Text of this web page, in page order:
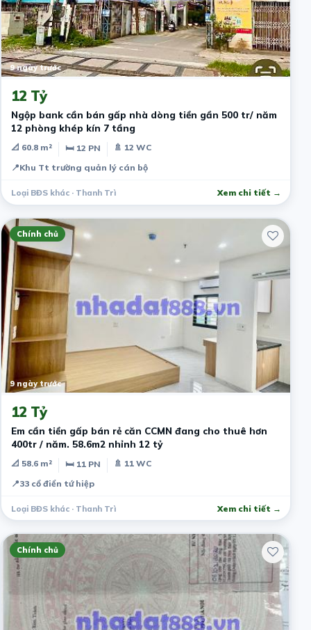
9 ngày trước
12 Tỷ
Ngộp bank cần bán gấp nhà dòng tiền gần 500 tr/ năm
12 phòng khép kín 7 tầng
📐 60.8 m² 🛏 12 PN
🚿 12 WC
📍Khu Tt trường quản lý cán bộ
Loại BĐS khác · Thanh Trì Xem chi tiết →
Chính chủ
9 ngày trước
12 Tỷ
Em cần tiền gấp bán rẻ căn CCMN đang cho thuê hơn
400tr / năm. 58.6m2 nhỉnh 12 tỷ
📐 58.6 m² 🛏 11 PN
🚿 11 WC
📍33 cổ điển tứ hiệp
Loại BĐS khác · Thanh Trì Xem chi tiết →
Chính chủ